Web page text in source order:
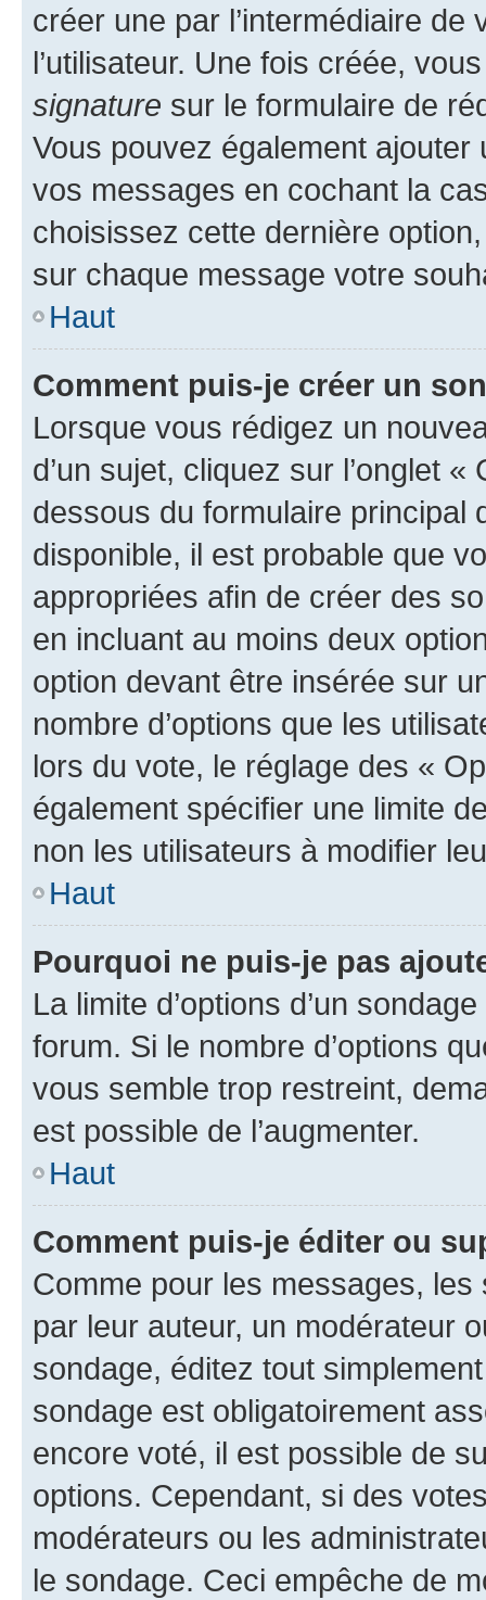
créer une par l’intermédiaire
l’utilisateur. Une fois créée,
signature sur le formulaire de
Vous pouvez également
vos messages en cochant la
choisissez cette dernière
sur chaque message votre
Haut
Comment puis-je créer un
Lorsque vous rédigez un
d’un sujet, cliquez sur l’onglet
dessous du formulaire principal
disponible, il est probable que
appropriées afin de créer des
en incluant au moins deux
option devant être insérée sur
nombre d’options que les
lors du vote, le réglage des «
également spécifier une limite
non les utilisateurs à modifier
Haut
Pourquoi ne puis-je pas
La limite d’options d’un
forum. Si le nombre d’options
vous semble trop restreint,
est possible de l’augmenter.
Haut
Comment puis-je éditer ou
Comme pour les messages,
par leur auteur, un modérateur
sondage, éditez tout
sondage est obligatoirement
encore voté, il est possible de
options. Cependant, si des
modérateurs ou les
le sondage. Ceci empêche de